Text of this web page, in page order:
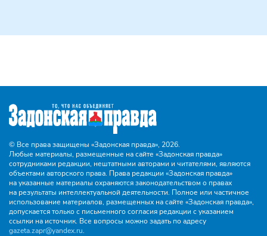
© Все права защищены «Задонская правда», 2026.
Любые материалы, размещенные на сайте «Задонская правда»
сотрудниками редакции, нештатными авторами и читателями, являются
объектами авторского права. Права редакции «Задонская правда»
на указанные материалы охраняются законодательством о правах
на результаты интеллектуальной деятельности. Полное или частичное
использование материалов, размещенных на сайте «Задонская правда»,
допускается только с письменного согласия редакции с указанием
ссылки на источник. Все вопросы можно задать по адресу
gazeta.zapr@yandex.ru.